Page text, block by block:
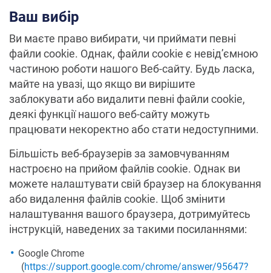
Ваш вибір
Ви маєте право вибирати, чи приймати певні
файли cookie. Однак, файли cookie є невід’ємною
частиною роботи нашого Веб-сайту. Будь ласка,
майте на увазі, що якщо ви вирішите
заблокувати або видалити певні файли cookie,
деякі функції нашого веб-сайту можуть
працювати некоректно або стати недоступними.
Більшість веб-браузерів за замовчуванням
настроєно на прийом файлів cookie. Однак ви
можете налаштувати свій браузер на блокування
або видалення файлів cookie. Щоб змінити
налаштування вашого браузера, дотримуйтесь
інструкцій, наведених за такими посиланнями:
Google Chrome
(https://support.google.com/chrome/answer/95647?